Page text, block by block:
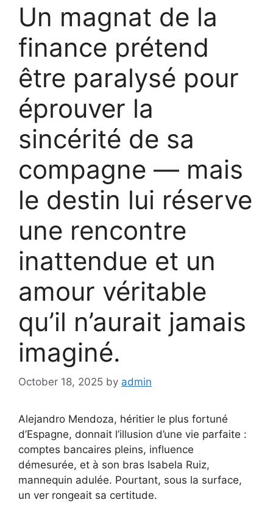
Un magnat de la
finance prétend
être paralysé pour
éprouver la
sincérité de sa
compagne — mais
le destin lui réserve
une rencontre
inattendue et un
amour véritable
qu’il n’aurait jamais
imaginé.
October 18, 2025 by admin
Alejandro Mendoza, héritier le plus fortuné
d’Espagne, donnait l’illusion d’une vie parfaite :
comptes bancaires pleins, influence
démesurée, et à son bras Isabela Ruiz,
mannequin adulée. Pourtant, sous la surface,
un ver rongeait sa certitude.